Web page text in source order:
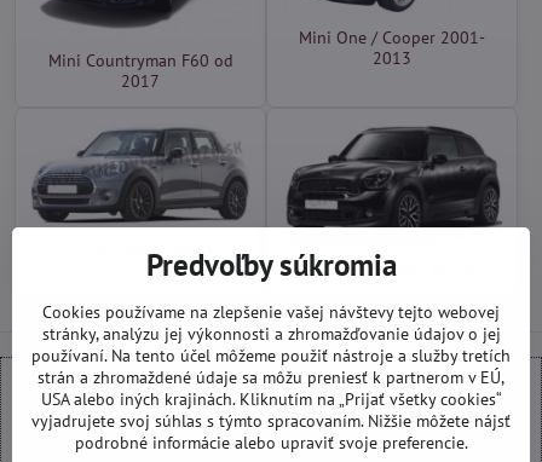
Mini Countryman F60 od
2017
Mini One / Cooper 2001-
2013
Mini Paceman R61 od 2012
Externý obsah je blokovaný Voľbami súkromia
Predvoľby súkromia
Cookies používame na zlepšenie vašej návštevy tejto webovej
stránky, analýzu jej výkonnosti a zhromažďovanie údajov o jej
používaní. Na tento účel môžeme použiť nástroje a služby tretích
strán a zhromaždené údaje sa môžu preniesť k partnerom v EÚ,
USA alebo iných krajinách. Kliknutím na „Prijať všetky cookies“
vyjadrujete svoj súhlas s týmto spracovaním. Nižšie môžete nájsť
podrobné informácie alebo upraviť svoje preferencie.